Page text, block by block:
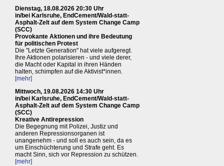
Dienstag, 18.08.2026 20:30 Uhr
in/bei Karlsruhe, EndCement/Wald-statt-
Asphalt-Zelt auf dem System Change Camp
(SCC)
Provokante Aktionen und ihre Bedeutung
für politischen Protest
Die "Letzte Generation" hat viele aufgeregt.
Ihre Aktionen polarisieren - und viele derer,
die Macht oder Kapital in ihren Händen
halten, schimpfen auf die Aktivist*innen.
[mehr]
Mittwoch, 19.08.2026 14:30 Uhr
in/bei Karlsruhe, EndCement/Wald-statt-
Asphalt-Zelt auf dem System Change Camp
(SCC)
Kreative Antirepression
Die Begegnung mit Polizei, Justiz und
anderen Repressionsorganen ist
unangenehm - und soll es auch sein, da es
um Einschüchterung und Strafe geht. Es
macht Sinn, sich vor Repression zu schützen.
[mehr]